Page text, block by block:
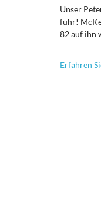
Unser
fuhr!
82 auf ihn
Erfahren